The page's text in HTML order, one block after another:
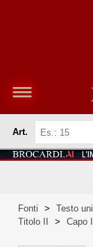
Art.
Fonti > Testo
Titolo II
> Capo II